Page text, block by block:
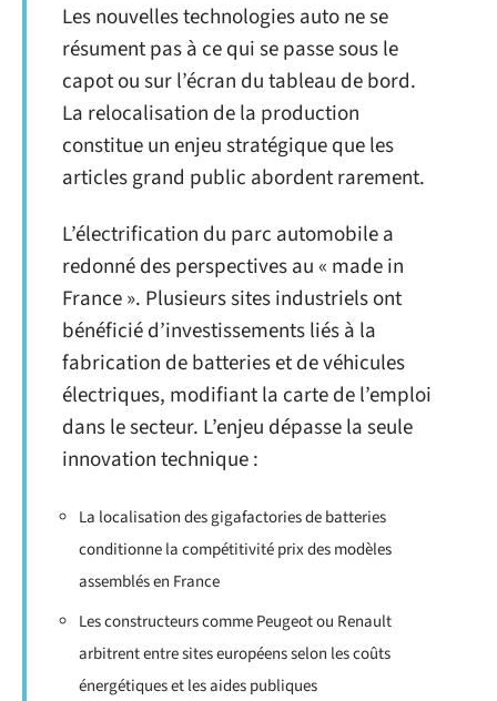
Les nouvelles technologies auto ne se
résument pas à ce qui se passe sous le
capot ou sur l’écran du tableau de bord.
La relocalisation de la production
constitue un enjeu stratégique que les
articles grand public abordent rarement.
L’électrification du parc automobile a
redonné des perspectives au « made in
France ». Plusieurs sites industriels ont
bénéficié d’investissements liés à la
fabrication de batteries et de véhicules
électriques, modifiant la carte de l’emploi
dans le secteur. L’enjeu dépasse la seule
innovation technique :
La localisation des gigafactories de batteries
conditionne la compétitivité prix des modèles
assemblés en France
Les constructeurs comme Peugeot ou Renault
arbitrent entre sites européens selon les coûts
énergétiques et les aides publiques